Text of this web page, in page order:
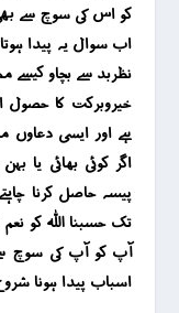
کو اس کی سوچ سے
اب سوال یہ پیدا
نظربد سے بچاو کیسے
خیروبرکت کا حصول
ہے اور ایسی دعاوں
اگر کوئی بھائی یا
آپ کو آپ کی سوچ
اسباب پیدا ہونا